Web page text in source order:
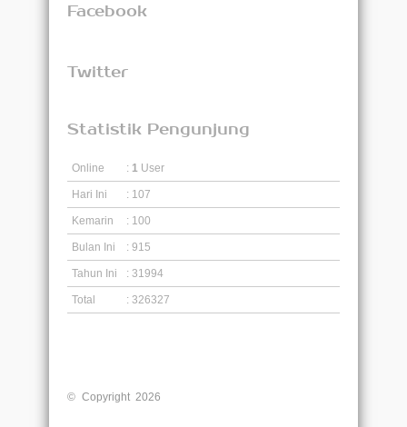
Facebook
Twitter
Statistik Pengunjung
Online : 1 User
Hari Ini : 107
Kemarin : 100
Bulan Ini : 915
Tahun Ini : 31994
Total : 326327
© Copyright 2026